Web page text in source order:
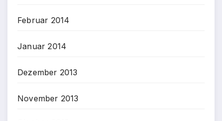
Februar 2014
Januar 2014
Dezember 2013
November 2013